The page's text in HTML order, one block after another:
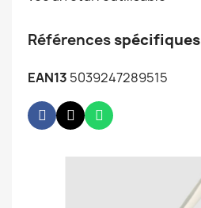
Références spécifiques
EAN13 5039247289515